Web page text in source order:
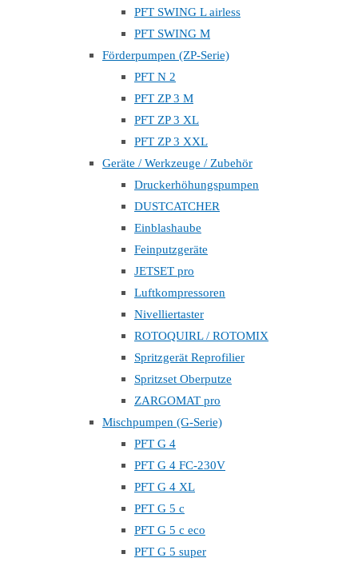
PFT SWING L airless
PFT SWING M
Förderpumpen (ZP-Serie)
PFT N 2
PFT ZP 3 M
PFT ZP 3 XL
PFT ZP 3 XXL
Geräte / Werkzeuge / Zubehör
Druckerhöhungspumpen
DUSTCATCHER
Einblashaube
Feinputzgeräte
JETSET pro
Luftkompressoren
Nivelliertaster
ROTOQUIRL / ROTOMIX
Spritzgerät Reprofilier
Spritzset Oberputze
ZARGOMAT pro
Mischpumpen (G-Serie)
PFT G 4
PFT G 4 FC-230V
PFT G 4 XL
PFT G 5 c
PFT G 5 c eco
PFT G 5 super